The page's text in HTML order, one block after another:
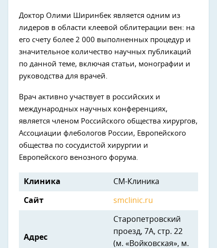
Доктор Олими Ширинбек является одним из
лидеров в области клеевой облитерации вен: на
его счету более 2 000 выполненных процедур и
значительное количество научных публикаций
по данной теме, включая статьи, монографии и
руководства для врачей.
Врач активно участвует в российских и
международных научных конференциях,
является членом Российского общества хирургов,
Ассоциации флебологов России, Европейского
общества по сосудистой хирургии и
Европейского венозного форума.
Клиника СМ-Клиника
Сайт smclinic.ru
Адрес
Старопетровский
проезд, 7А, стр. 22
(м. «Войковская», м.